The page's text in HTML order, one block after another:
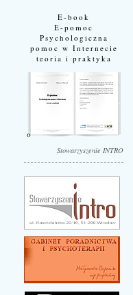
E-book
E-pomoc
Psychologiczna
pomoc w Internecie
teoria i praktyka
Stowarzyszenie INTRO